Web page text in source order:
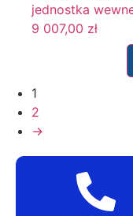
jednostka
9 007,00 zł
1
2
→